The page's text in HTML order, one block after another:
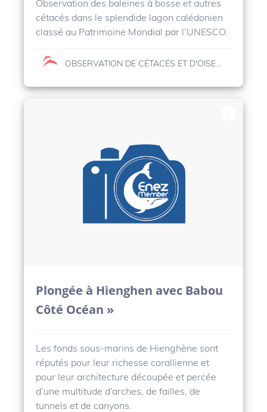
Observation des baleines à bosse et autres
cétacés dans le splendide lagon calédonien
classé au Patrimoine Mondial par l’UNESCO.
OBSERVATION DE CÉTACÉS ET D'OISEAUX MARINS
Plongée à Hienghen avec Babou
Côté Océan »
Les fonds sous-marins de Hienghène sont
réputés pour leur richesse corallienne et
pour leur architecture découpée et percée
d’une multitude d’arches, de failles, de
tunnels et de canyons.